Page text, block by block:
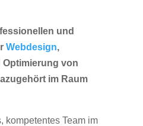
und
Webdesign,
Optimierung von
im Raum
kompetentes Team im